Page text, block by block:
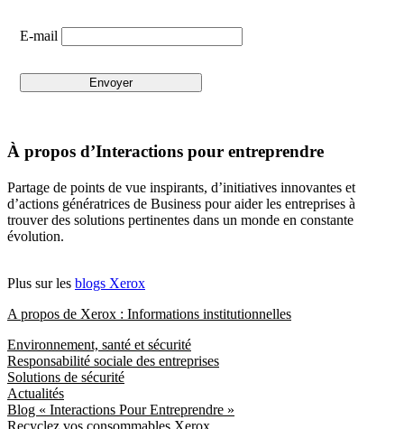
E-mail
À propos d’Interactions pour entreprendre
Partage de points de vue inspirants, d’initiatives innovantes et
d’actions génératrices de Business pour aider les entreprises à
trouver des solutions pertinentes dans un monde en constante
évolution.
Plus sur les blogs Xerox
A propos de Xerox : Informations institutionnelles
Environnement, santé et sécurité
Responsabilité sociale des entreprises
Solutions de sécurité
Actualités
Blog « Interactions Pour Entreprendre »
Recyclez vos consommables Xerox